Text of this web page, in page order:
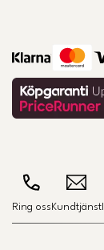
Ring oss Kundtjänst